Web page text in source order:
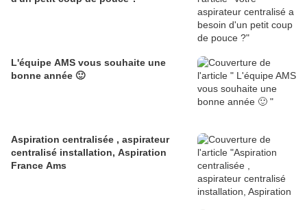
L'équipe AMS vous souhaite une
bonne année 🙂
Aspiration centralisée , aspirateur
centralisé installation, Aspiration
France Ams